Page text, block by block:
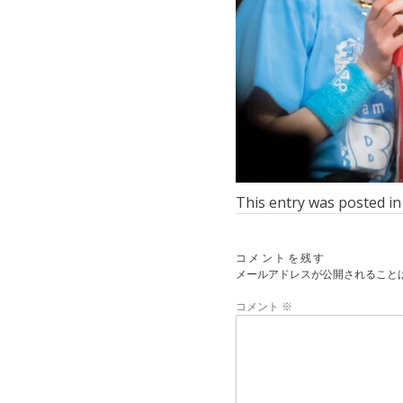
This entry was posted
コメントを残す
メールアドレスが公開されること
コメント ※